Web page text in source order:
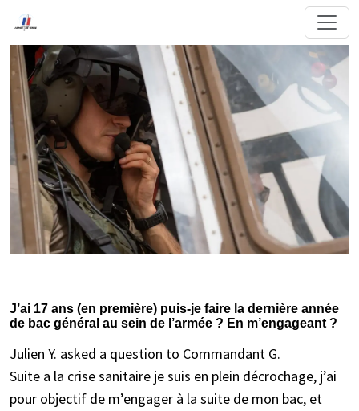
J’ai 17 ans (en première) puis-je faire la dernière année
de bac général au sein de l’armée ? En m’engageant ?
Julien Y. asked a question to Commandant G.
Suite a la crise sanitaire je suis en plein décrochage, j’ai
pour objectif de m’engager à la suite de mon bac, et